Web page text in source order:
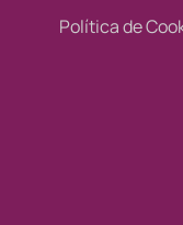
Política de